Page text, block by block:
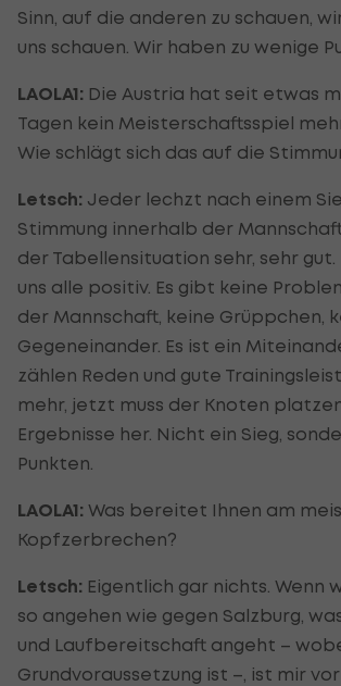
Sinn, auf die anderen zu schauen,
uns schauen. Wir haben zu wenige
LAOLA1: Die Austria hat seit etwas
Tagen kein Meisterschaftsspiel
Wie schlägt sich das auf die
Letsch: Jeder lechzt nach einem
Stimmung innerhalb der
der Tabellensituation sehr, sehr
uns alle positiv. Es gibt keine
der Mannschaft, keine Grüppchen,
Gegeneinander. Es ist ein
zählen Reden und gute
mehr, jetzt muss der Knoten
Ergebnisse her. Nicht ein Sieg,
Punkten.
LAOLA1: Was bereitet Ihnen am
Kopfzerbrechen?
Letsch: Eigentlich gar nichts. Wenn
so angehen wie gegen Salzburg,
und Laufbereitschaft angeht –
Grundvoraussetzung ist –, ist mir